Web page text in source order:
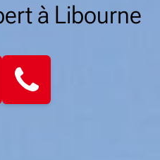
à Libourne